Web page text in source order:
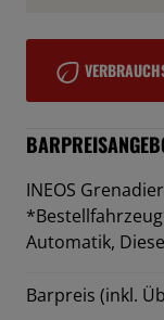
INEOS
Automatik,
Barpreis (inkl.